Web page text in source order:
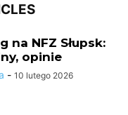
na NFZ Słupsk:
opinie
- 10 lutego 2026